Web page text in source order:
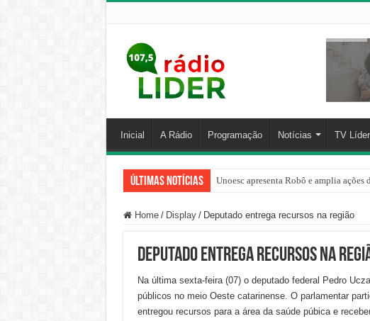
Inicial A Rádio Programação Notícias TV Líder
Últimas Notícias Unoesc apresenta Robô e amplia
Família venezuelana percorre mais de
Home / Display / Deputado entrega recursos na região
Deputado entrega recursos na
Na última sexta-feira (07) o deputado federal Pedro
públicos no meio Oeste catarinense. O parlamentar
entregou recursos para a área da saúde púbica e